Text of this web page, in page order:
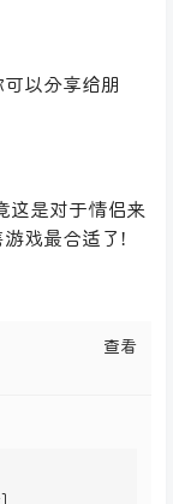
以分享给朋
这是对于情侣来
戏最合适了!
查看